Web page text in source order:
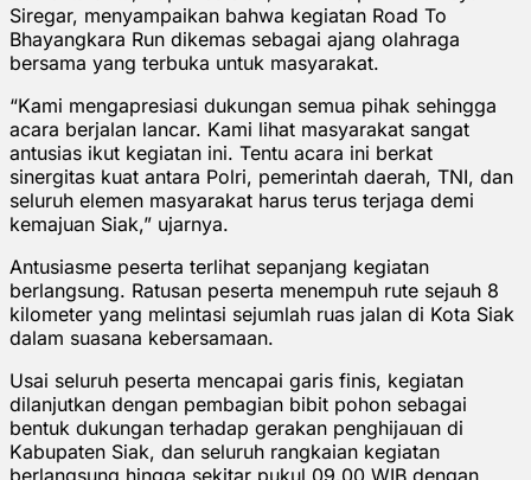
Siregar, menyampaikan bahwa kegiatan Road To
Bhayangkara Run dikemas sebagai ajang olahraga
bersama yang terbuka untuk masyarakat.
“Kami mengapresiasi dukungan semua pihak sehingga
acara berjalan lancar. Kami lihat masyarakat sangat
antusias ikut kegiatan ini. Tentu acara ini berkat
sinergitas kuat antara Polri, pemerintah daerah, TNI, dan
seluruh elemen masyarakat harus terus terjaga demi
kemajuan Siak,” ujarnya.
Antusiasme peserta terlihat sepanjang kegiatan
berlangsung. Ratusan peserta menempuh rute sejauh 8
kilometer yang melintasi sejumlah ruas jalan di Kota Siak
dalam suasana kebersamaan.
Usai seluruh peserta mencapai garis finis, kegiatan
dilanjutkan dengan pembagian bibit pohon sebagai
bentuk dukungan terhadap gerakan penghijauan di
Kabupaten Siak, dan seluruh rangkaian kegiatan
berlangsung hingga sekitar pukul 09.00 WIB dengan